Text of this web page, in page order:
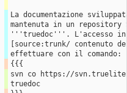
La documentazione
mantenuta in un repository
'''truedoc'''. L'accesso
[source:trunk/ contenuto
effettuare con il comando:
{{{
svn co https://
truedoc